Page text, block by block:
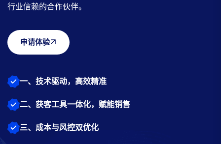
行业信赖的合作伙伴。
申请体验
一、技术驱动，高效精准
二、获客工具一体化，赋能销售
三、成本与风控双优化